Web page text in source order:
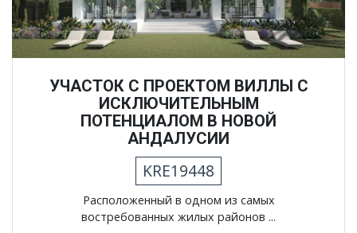
УЧАСТОК С ПРОЕКТОМ ВИЛЛЫ С
ИСКЛЮЧИТЕЛЬНЫМ
ПОТЕНЦИАЛОМ В НОВОЙ
АНДАЛУСИИ
KRE19448
Расположенный в одном из самых
востребованных жилых районов ...